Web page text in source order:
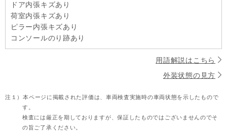
ドア内張キズあり
荷室内張キズあり
ピラー内張キズあり
コンソールのり跡あり
用語解説はこちら
外装状態の見方
注１）本ページに掲載された評価は、車両検査実施時の車両状態を示したもので
す。
検査には厳正を期しておりますが、保証したものではございませんのでそ
の旨ご了承ください。